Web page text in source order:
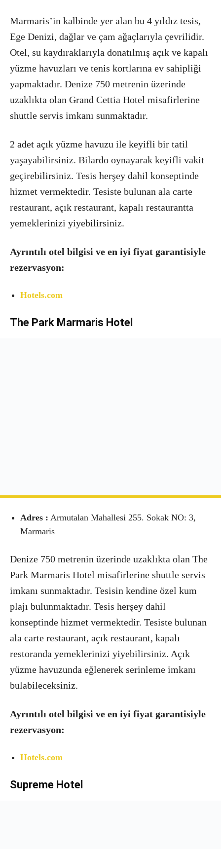
Marmaris’in kalbinde yer alan bu 4 yıldız tesis,
Ege Denizi, dağlar ve çam ağaçlarıyla çevrilidir.
Otel, su kaydıraklarıyla donatılmış açık ve kapalı
yüzme havuzları ve tenis kortlarına ev sahipliği
yapmaktadır. Denize 750 metrenin üzerinde
uzaklıkta olan Grand Cettia Hotel misafirlerine
shuttle servis imkanı sunmaktadır.
2 adet açık yüzme havuzu ile keyifli bir tatil
yaşayabilirsiniz. Bilardo oynayarak keyifli vakit
geçirebilirsiniz. Tesis herşey dahil konseptinde
hizmet vermektedir. Tesiste bulunan ala carte
restaurant, açık restaurant, kapalı restaurantta
yemeklerinizi yiyebilirsiniz.
Ayrıntılı otel bilgisi ve en iyi fiyat garantisiyle
rezervasyon:
Hotels.com
The Park Marmaris Hotel
Adres : Armutalan Mahallesi 255. Sokak NO: 3,
Marmaris
Denize 750 metrenin üzerinde uzaklıkta olan The
Park Marmaris Hotel misafirlerine shuttle servis
imkanı sunmaktadır. Tesisin kendine özel kum
plajı bulunmaktadır. Tesis herşey dahil
konseptinde hizmet vermektedir. Tesiste bulunan
ala carte restaurant, açık restaurant, kapalı
restoranda yemeklerinizi yiyebilirsiniz. Açık
yüzme havuzunda eğlenerek serinleme imkanı
bulabileceksiniz.
Ayrıntılı otel bilgisi ve en iyi fiyat garantisiyle
rezervasyon:
Hotels.com
Supreme Hotel